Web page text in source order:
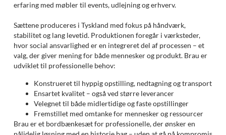
erfaring med møbler til events, udlejning og erhverv.
Sættene produceres i Tyskland med fokus på håndværk,
stabilitet og lang levetid. Produktionen foregår i værksteder,
hvor social ansvarlighed er en integreret del af processen – et
valg, der giver mening for både mennesker og produkt. Brau er
udviklet til professionelle behov:
Konstrueret til hyppig opstilling, nedtagning og transport
Ensartet kvalitet – også ved større leverancer
Velegnet til både midlertidige og faste opstillinger
Fremstillet med omtanke for mennesker og ressourcer
Brau er et bordbænkesæt for professionelle, der ønsker en